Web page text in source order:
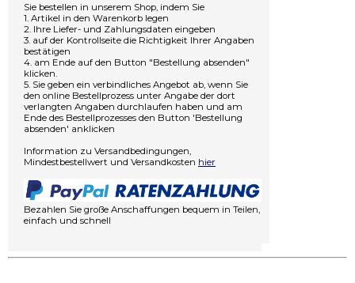
Sie bestellen in unserem Shop, indem Sie
1. Artikel in den Warenkorb legen
2. Ihre Liefer- und Zahlungsdaten eingeben
3. auf der Kontrollseite die Richtigkeit Ihrer Angaben
bestätigen
4. am Ende auf den Button "Bestellung absenden"
klicken.
5. Sie geben ein verbindliches Angebot ab, wenn Sie
den online Bestellprozess unter Angabe der dort
verlangten Angaben durchlaufen haben und am
Ende des Bestellprozesses den Button 'Bestellung
absenden' anklicken
Information zu Versandbedingungen,
Mindestbestellwert und Versandkosten hier
Bezahlen Sie große Anschaffungen bequem in Teilen,
einfach und schnell